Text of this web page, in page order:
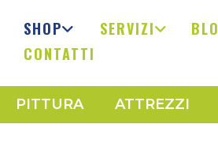
SHOP SERVIZI
CONTATTI
PITTURA ATTREZZI